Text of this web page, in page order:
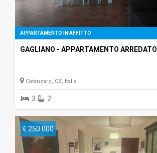
APPARTAMENTO IN AFFITTO
GAGLIANO - APPARTAMENTO ARREDATO
Catanzaro, CZ, Italia
3 2
€ 250.000